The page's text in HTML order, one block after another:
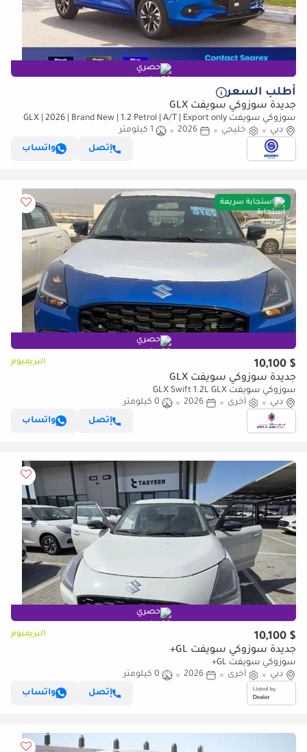
حصري
أطلب السعر
جديدة سوزوكي سويفت GLX
سوزوكي سويفت GLX | 2026 | Brand New | 1.2 Petrol | A/T | Export only
دبي
خليجي 2026
1 كيلومتر
إتصل
واتساب
استجابة سريعة
حصري
$ 10,100 البريميوم
جديدة سوزوكي سويفت GLX
سوزوكي سويفت GLX Swift 1.2L GLX
دبي
أخرى 2026
0 كيلومتر
إتصل
واتساب
حصري
$ 10,100 البريميوم
جديدة سوزوكي سويفت GL+
سوزوكي سويفت GL+
دبي
أخرى 2026
0 كيلومتر
إتصل
واتساب